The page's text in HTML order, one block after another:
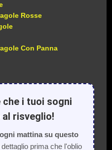
Rosse
Con Panna
che i tuoi sogni
risveglio!
mattina su questo
prima che l'oblio